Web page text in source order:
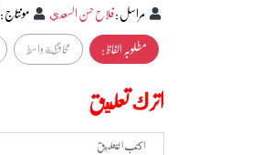
مراسل:فلاح حسن السعدي مونتاج:
مطلوبہ الفاظ :
محافظة واسط
اترك تعليق